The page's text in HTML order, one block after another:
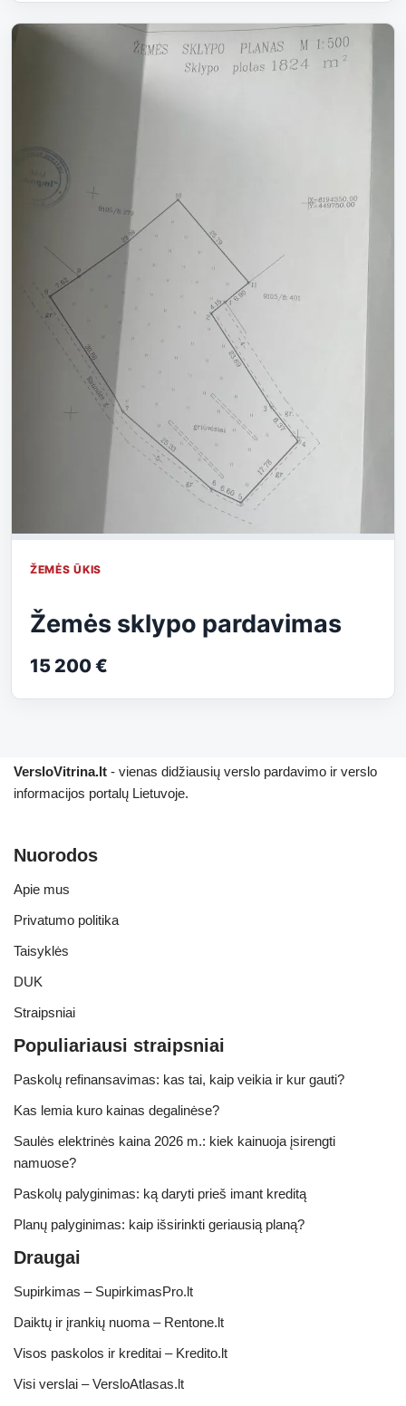
ŽEMĖS ŪKIS
Žemės sklypo pardavimas
15 200 €
VersloVitrina.lt - vienas didžiausių verslo pardavimo ir verslo
informacijos portalų Lietuvoje.
Nuorodos
Apie mus
Privatumo politika
Taisyklės
DUK
Straipsniai
Populiariausi straipsniai
Paskolų refinansavimas: kas tai, kaip veikia ir kur gauti?
Kas lemia kuro kainas degalinėse?
Saulės elektrinės kaina 2026 m.: kiek kainuoja įsirengti
namuose?
Paskolų palyginimas: ką daryti prieš imant kreditą
Planų palyginimas: kaip išsirinkti geriausią planą?
Draugai
Supirkimas – SupirkimasPro.lt
Daiktų ir įrankių nuoma – Rentone.lt
Visos paskolos ir kreditai – Kredito.lt
Visi verslai – VersloAtlasas.lt